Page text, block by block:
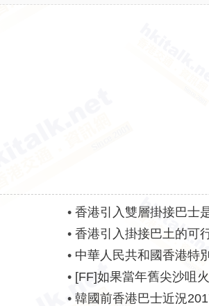
• 香港引入雙層掛接巴士
• 香港引入掛接巴土的可
• 中華人民共和國香港特
• [FF]如果當年舊尖沙咀
• 韓國前香港巴士近況